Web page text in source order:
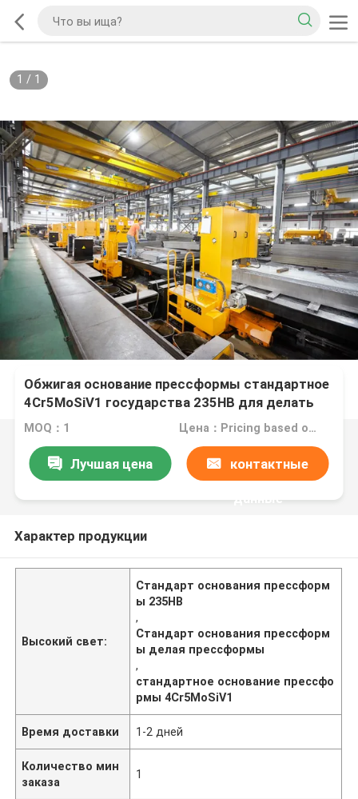
1 / 1
Обжигая основание прессформы стандартное
4Cr5MoSiV1 государства 235HB для делать
прессформы
MOQ：1 Цена：Pricing based on weight and material
Лучшая цена контактные
данные
Характер продукции
Высокий свет:
Стандарт основания прессформ
ы 235HB
,
Стандарт основания прессформ
ы делая прессформы
,
стандартное основание прессфо
рмы 4Cr5MoSiV1
Время доставки 1-2 дней
Количество мин
заказа
1